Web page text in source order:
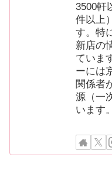
3500軒
件以上
す。特
新店の
ていま
ーには
関係者
源（一
います。